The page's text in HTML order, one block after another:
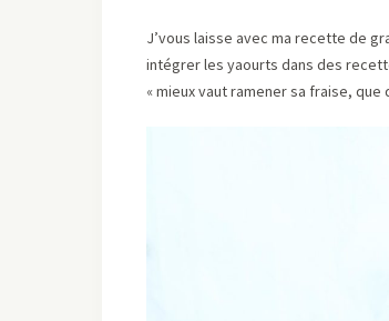
J’vous laisse avec ma recette de
intégrer les yaourts dans des
« mieux vaut ramener sa fraise,